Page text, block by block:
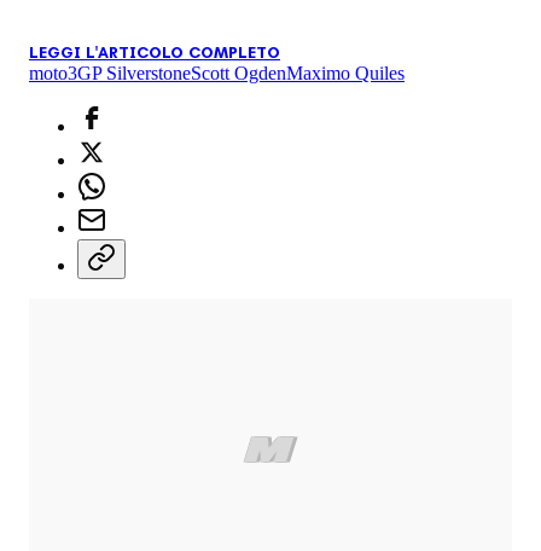
LEGGI L'ARTICOLO COMPLETO
moto3GP SilverstoneScott OgdenMaximo Quiles